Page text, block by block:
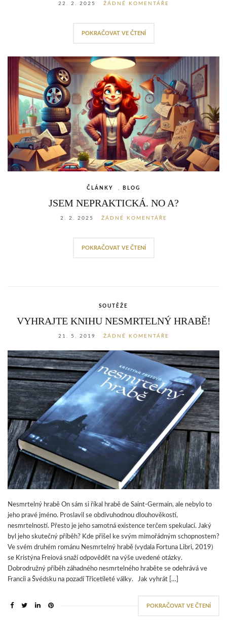
22. 2. 2025 ŽÁDNÉ KOMENTÁŘE
POKRAČOVAT VE ČTENÍ
ČLÁNKY BLOG
JSEM NEPRAKTICKÁ. NO A?
2. 2. 2025 ŽÁDNÉ KOMENTÁŘE
POKRAČOVAT VE ČTENÍ
SOUTĚŽE
VYHRAJTE KNIHU NESMRTELNÝ HRABĚ!
21. 5. 2019 ŽÁDNÉ KOMENTÁŘE
Nesmrtelný hrabě On sám si říkal hrabě de Saint-Germain, ale nebylo to
jeho pravé jméno. Proslavil se obdivuhodnou dlouhověkostí,
nesmrtelností. Přesto je jeho samotná existence terčem spekulací. Jaký
byl jeho skutečný příběh? Kde přišel ke svým mimořádným schopnostem?
Ve svém druhém románu Nesmrtelný hrabě (vydala Fortuna Libri, 2019)
se Kristýna Freiová snaží odpovědět na výše uvedené otázky.
Dobrodružný příběh záhadného nesmrtelného hraběte se odehrává ve
Francii a Švédsku na pozadí Třicetileté války. Jak vyhrát […]
POKRAČOVAT VE ČTENÍ